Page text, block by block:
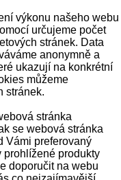
výkonu našeho webu
určujeme počet
stránek. Data
anonymně a
ukazují na konkrétní
můžeme
stránek.
stránka
se webová stránka
Vámi preferovaný
prohlížené produkty
doporučit na webu